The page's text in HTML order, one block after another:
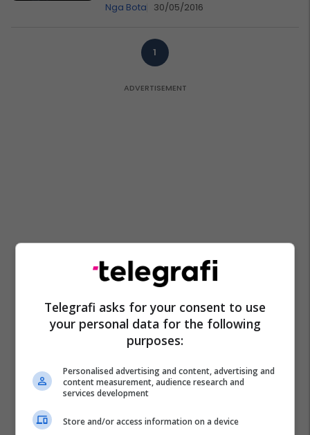
Nga Bota 30/05/2016
1
Telegrafi asks for your consent to use
your personal data for the following
purposes:
Personalised advertising and content, advertising and
content measurement, audience research and
services development
Store and/or access information on a device